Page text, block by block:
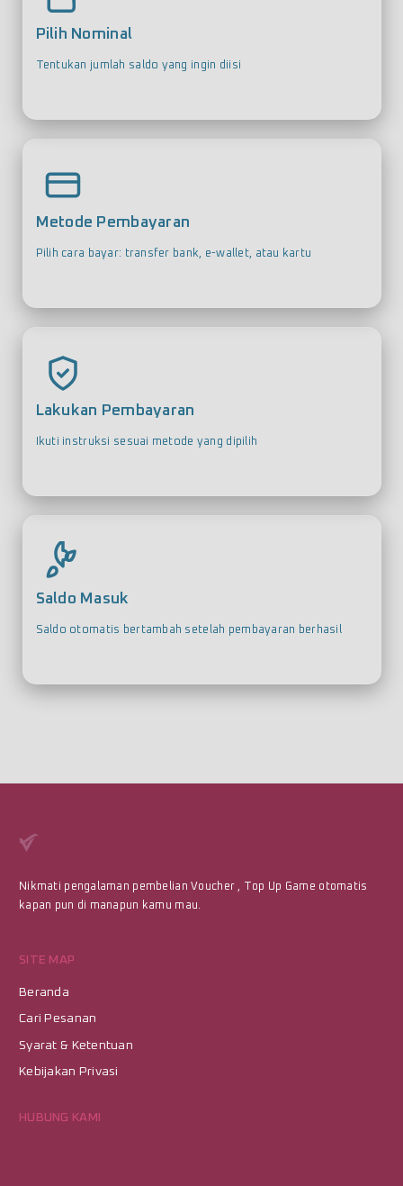
Pilih Nominal
Tentukan jumlah saldo yang ingin diisi
Metode Pembayaran
Pilih cara bayar: transfer bank, e-wallet, atau kartu
Lakukan Pembayaran
Ikuti instruksi sesuai metode yang dipilih
Saldo Masuk
Saldo otomatis bertambah setelah pembayaran berhasil
Nikmati pengalaman pembelian Voucher , Top Up Game otomatis
kapan pun di manapun kamu mau.
SITE MAP
Beranda
Cari Pesanan
Syarat & Ketentuan
Kebijakan Privasi
HUBUNG KAMI